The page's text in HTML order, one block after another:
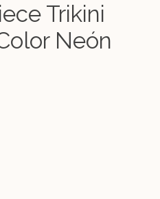
Trikini
Neón